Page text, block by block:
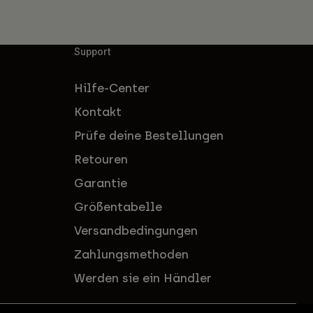
Support
Hilfe-Center
Kontakt
Prüfe deine Bestellungen
Retouren
Garantie
Größentabelle
Versandbedingungen
Zahlungsmethoden
Werden sie ein Händler